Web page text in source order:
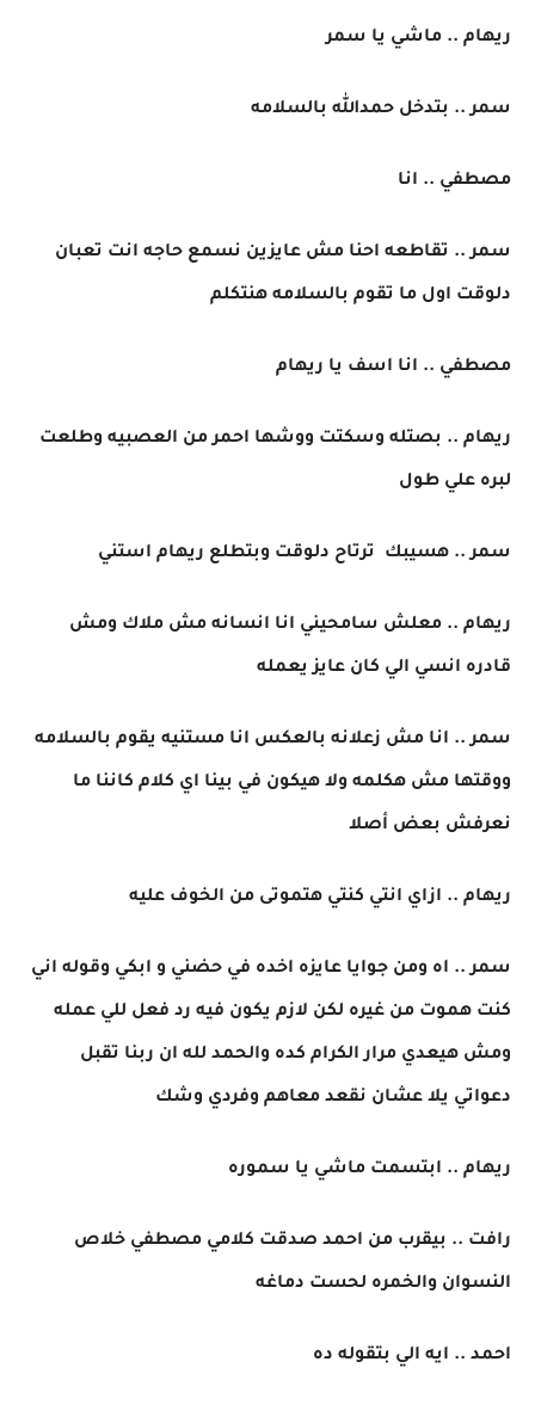
ريهام .. ماشي يا سمر
سمر .. بتدخل حمدالله بالسلامه
مصطفي .. انا
سمر .. تقاطعه احنا مش عايزين نسمع حاجه انت تعبان
دلوقت اول ما تقوم بالسلامه هنتكلم
مصطفي .. انا اسف يا ريهام
ريهام .. بصتله وسكتت ووشها احمر من العصبيه وطلعت
لبره علي طول
سمر .. هسيبك ترتاح دلوقت وبتطلع ريهام استني
ريهام .. معلش سامحيني انا انسانه مش ملاك ومش
قادره انسي الي كان عايز يعمله
سمر .. انا مش زعلانه بالعكس انا مستنيه يقوم بالسلامه
ووقتها مش هكلمه ولا هيكون في بينا اي كلام كاننا ما
نعرفش بعض أصلا
ريهام .. ازاي انتي كنتي هتموتى من الخوف عليه
سمر .. اه ومن جوايا عايزه اخده في حضني و ابكي وقوله اني
كنت هموت من غيره لكن لازم يكون فيه رد فعل للي عمله
ومش هيعدي مرار الكرام كده والحمد لله ان ربنا تقبل
دعواتي يلا عشان نقعد معاهم وفردي وشك
ريهام .. ابتسمت ماشي يا سموره
رافت .. بيقرب من احمد صدقت كلامي مصطفي خلاص
النسوان والخمره لحست دماغه
احمد .. ايه الي بتقوله ده